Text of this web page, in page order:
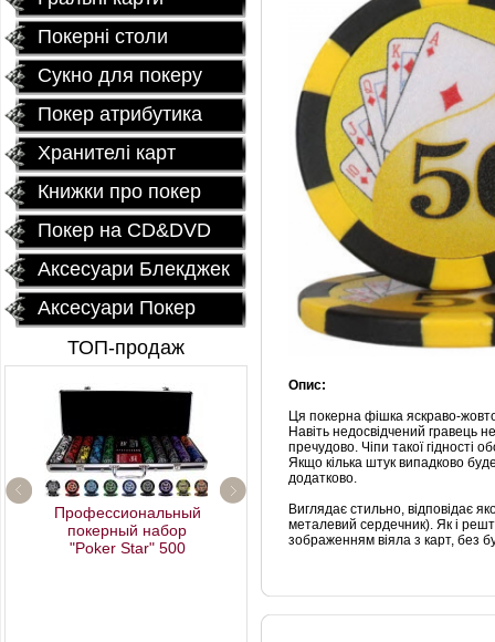
Покернi столи
Сукно для покеру
Покер атрибутика
Хранителі карт
Книжки про покер
Покер на CD&DVD
Аксесуари Блекджек
Аксесуари Покер
ТОП-продаж
Профессиональный
покерный набор
"Poker Star" 500
"Monte Carlo Millions"
Опис:
Ця покерна фішка яскраво-
Навіть недосвідчений гравець
пречудово. Чіпи такої гідності
Якщо кілька штук випадково
додатково.
Виглядає стильно, відповідає
металевий сердечник). Як і
зображенням віяла з карт, без